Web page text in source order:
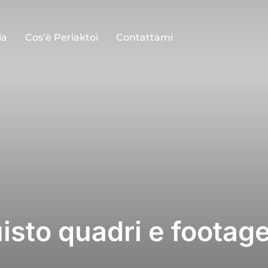
Cos’è Periaktoi Contattami
quadri e